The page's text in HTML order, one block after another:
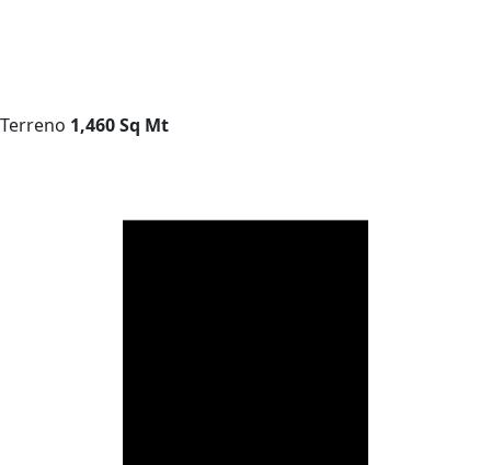
Terreno 1,460 Sq Mt